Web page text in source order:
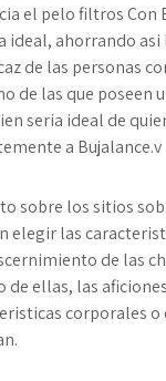
el pelo filtros Con
ideal, ahorrando asi
de las personas
de las que poseen
seri­a ideal de
a Bujalance.v
sobre los sitios
elegir las
de las
de ellas, las
corporales o